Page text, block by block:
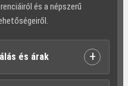
és a népszerű
és árak +